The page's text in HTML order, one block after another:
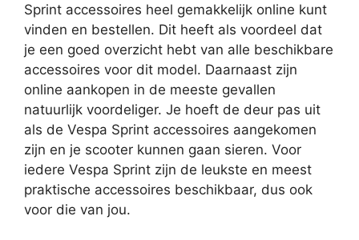
Sprint accessoires heel gemakkelijk online kunt
vinden en bestellen. Dit heeft als voordeel dat
je een goed overzicht hebt van alle beschikbare
accessoires voor dit model. Daarnaast zijn
online aankopen in de meeste gevallen
natuurlijk voordeliger. Je hoeft de deur pas uit
als de Vespa Sprint accessoires aangekomen
zijn en je scooter kunnen gaan sieren. Voor
iedere Vespa Sprint zijn de leukste en meest
praktische accessoires beschikbaar, dus ook
voor die van jou.